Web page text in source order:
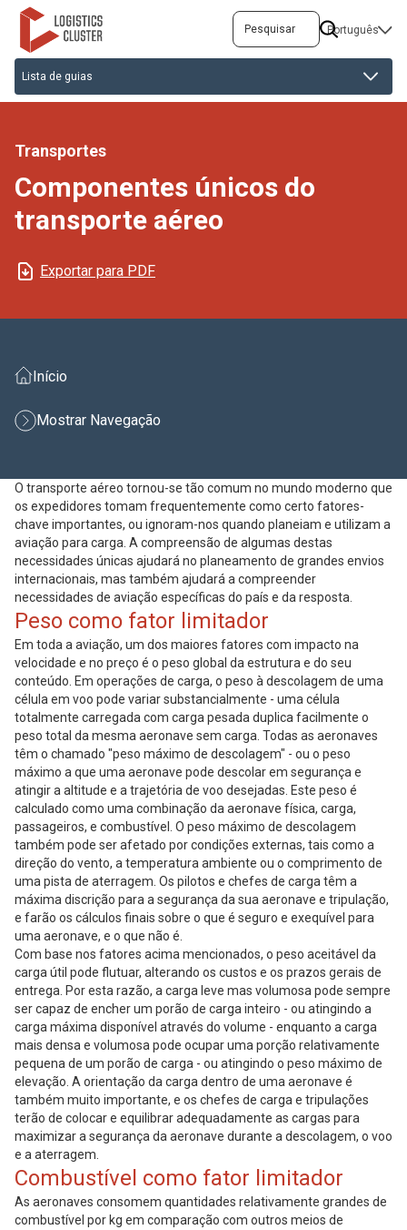
Passar
conteúdo
principal
Pesquisar
SELECT
YOUR
Transportes
Componentes únicos do
transporte aéreo
Exportar para PDF
Início
Mostrar Navegação
O transporte aéreo tornou-se tão comum no mundo moderno que
os expedidores tomam frequentemente como certo fatores-
chave importantes, ou ignoram-nos quando planeiam e utilizam a
aviação para carga. A compreensão de algumas destas
necessidades únicas ajudará no planeamento de grandes envios
internacionais, mas também ajudará a compreender
necessidades de aviação específicas do país e da resposta.
Peso como fator limitador
Em toda a aviação, um dos maiores fatores com impacto na
velocidade e no preço é o peso global da estrutura e do seu
conteúdo. Em operações de carga, o peso à descolagem de uma
célula em voo pode variar substancialmente - uma célula
totalmente carregada com carga pesada duplica facilmente o
peso total da mesma aeronave sem carga. Todas as aeronaves
têm o chamado "peso máximo de descolagem" - ou o peso
máximo a que uma aeronave pode descolar em segurança e
atingir a altitude e a trajetória de voo desejadas. Este peso é
calculado como uma combinação da aeronave física, carga,
passageiros, e combustível. O peso máximo de descolagem
também pode ser afetado por condições externas, tais como a
direção do vento, a temperatura ambiente ou o comprimento de
uma pista de aterragem. Os pilotos e chefes de carga têm a
máxima discrição para a segurança da sua aeronave e tripulação,
e farão os cálculos finais sobre o que é seguro e exequível para
uma aeronave, e o que não é.
Com base nos fatores acima mencionados, o peso aceitável da
carga útil pode flutuar, alterando os custos e os prazos gerais de
entrega. Por esta razão, a carga leve mas volumosa pode sempre
ser capaz de encher um porão de carga inteiro - ou atingindo a
carga máxima disponível através do volume - enquanto a carga
mais densa e volumosa pode ocupar uma porção relativamente
pequena de um porão de carga - ou atingindo o peso máximo de
elevação. A orientação da carga dentro de uma aeronave é
também muito importante, e os chefes de carga e tripulações
terão de colocar e equilibrar adequadamente as cargas para
maximizar a segurança da aeronave durante a descolagem, o voo
e a aterragem.
Combustível como fator limitador
As aeronaves consomem quantidades relativamente grandes de
combustível por kg em comparação com outros meios de